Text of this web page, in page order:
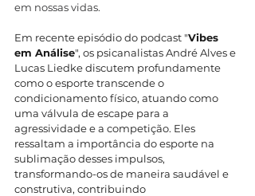
em nossas vidas.
Em recente episódio do podcast "Vibes
em Análise", os psicanalistas André Alves e
Lucas Liedke discutem profundamente
como o esporte transcende o
condicionamento físico, atuando como
uma válvula de escape para a
agressividade e a competição. Eles
ressaltam a importância do esporte na
sublimação desses impulsos,
transformando-os de maneira saudável e
construtiva, contribuindo